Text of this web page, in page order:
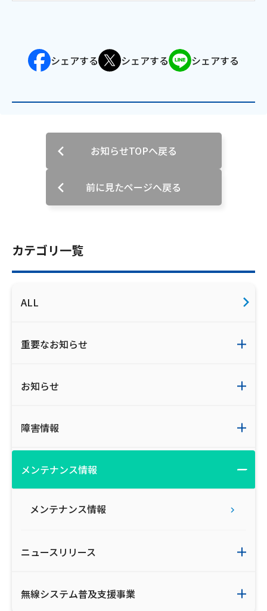
情報セキュリティ基本方針
広告掲載のご案内
カテゴリ一覧
ALL
重要なお知らせ
お知らせ
障害情報
メンテナンス情報
メンテナンス情報
ニュースリリース
無線システム普及支援事業
シェアする シェアする シェアする
お知らせTOPへ戻る
前に見たページへ戻る